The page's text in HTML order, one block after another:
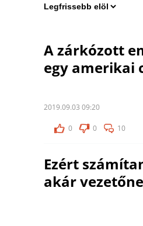
A zárkózott
egy amerikai
2019.09.03 09:20
0 0 10
Ezért
akár